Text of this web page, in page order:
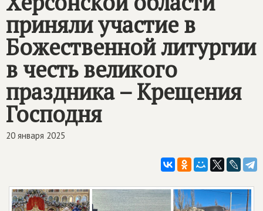
приняли участие в
Божественной литургии
в честь великого
праздника – Крещения
Господня
20 января 2025